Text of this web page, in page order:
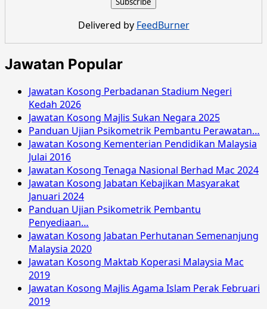
Undang-
undang
Gred
L17
Delivered by FeedBurner
Jawatan Popular
Jawatan Kosong Perbadanan Stadium Negeri
Kedah 2026
Jawatan Kosong Majlis Sukan Negara 2025
Panduan Ujian Psikometrik Pembantu Perawatan…
Jawatan Kosong Kementerian Pendidikan Malaysia
Julai 2016
Jawatan Kosong Tenaga Nasional Berhad Mac 2024
Jawatan Kosong Jabatan Kebajikan Masyarakat
Januari 2024
Panduan Ujian Psikometrik Pembantu
Penyediaan…
Jawatan Kosong Jabatan Perhutanan Semenanjung
Malaysia 2020
Jawatan Kosong Maktab Koperasi Malaysia Mac
2019
Jawatan Kosong Majlis Agama Islam Perak Februari
2019